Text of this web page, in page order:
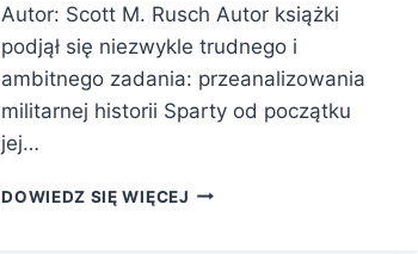
Autor: Scott M. Rusch Autor książki
podjął się niezwykle trudnego i
ambitnego zadania: przeanalizowania
militarnej historii Sparty od początku
jej…
DOWIEDZ SIĘ WIĘCEJ WOJNY